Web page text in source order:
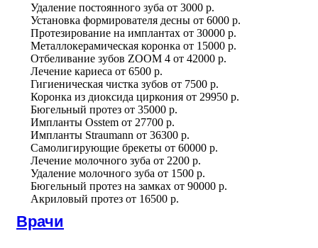
Удаление постоянного зуба от 3000 р.
Установка формирователя десны от 6000 р.
Протезирование на имплантах от 30000 р.
Металлокерамическая коронка от 15000 р.
Отбеливание зубов ZOOM 4 от 42000 р.
Лечение кариеса от 6500 р.
Гигиеническая чистка зубов от 7500 р.
Коронка из диоксида циркония от 29950 р.
Бюгельный протез от 35000 р.
Импланты Osstem от 27700 р.
Импланты Straumann от 36300 р.
Самолигирующие брекеты от 60000 р.
Лечение молочного зуба от 2200 р.
Удаление молочного зуба от 1500 р.
Бюгельный протез на замках от 90000 р.
Акриловый протез от 16500 р.
Врачи